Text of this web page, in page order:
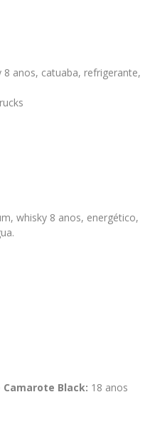
8 anos, catuaba, refrigerante,
whisky 8 anos, energético,
Black: 18 anos